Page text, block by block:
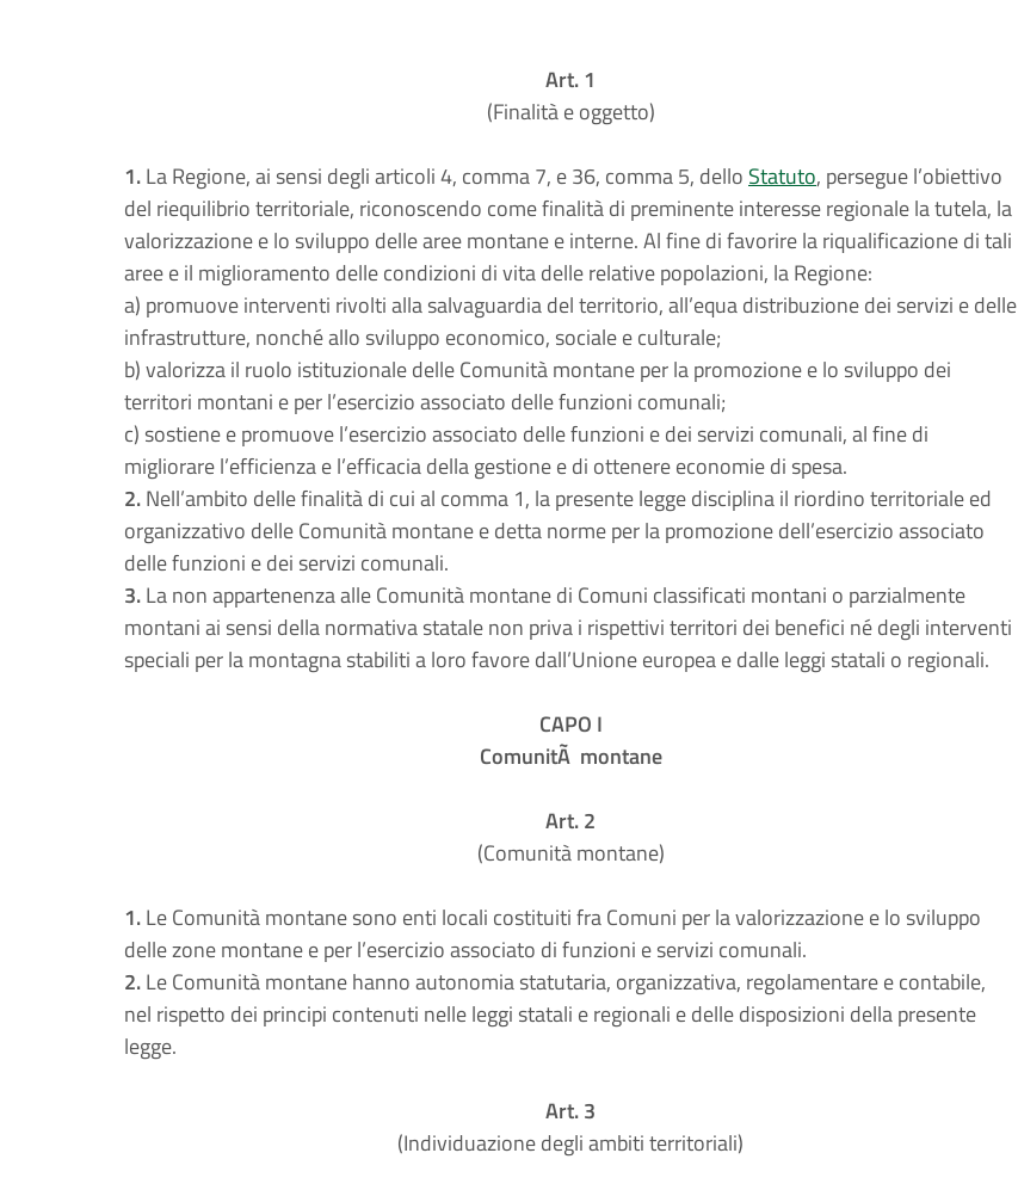
Art. 1
(Finalità e oggetto)
1.La Regione, ai sensi degli articoli 4, comma 7, e 36, comma 5, dello Statuto, persegue l’obiettivo
del riequilibrio territoriale, riconoscendo come finalità di preminente interesse regionale la tutela, la
valorizzazione e lo sviluppo delle aree montane e interne. Al fine di favorire la riqualificazione di tali
aree e il miglioramento delle condizioni di vita delle relative popolazioni, la Regione:
a) promuove interventi rivolti alla salvaguardia del territorio, all’equa distribuzione dei servizi e delle
infrastrutture, nonché allo sviluppo economico, sociale e culturale;
b) valorizza il ruolo istituzionale delle Comunità montane per la promozione e lo sviluppo dei
territori montani e per l’esercizio associato delle funzioni comunali;
c) sostiene e promuove l’esercizio associato delle funzioni e dei servizi comunali, al fine di
migliorare l’efficienza e l’efficacia della gestione e di ottenere economie di spesa.
2.Nell’ambito delle finalità di cui al comma 1, la presente legge disciplina il riordino territoriale ed
organizzativo delle Comunità montane e detta norme per la promozione dell’esercizio associato
delle funzioni e dei servizi comunali.
3.La non appartenenza alle Comunità montane di Comuni classificati montani o parzialmente
montani ai sensi della normativa statale non priva i rispettivi territori dei benefici né degli interventi
speciali per la montagna stabiliti a loro favore dall’Unione europea e dalle leggi statali o regionali.
CAPO I
ComunitÃ montane
Art. 2
(Comunità montane)
1.Le Comunità montane sono enti locali costituiti fra Comuni per la valorizzazione e lo sviluppo
delle zone montane e per l’esercizio associato di funzioni e servizi comunali.
2.Le Comunità montane hanno autonomia statutaria, organizzativa, regolamentare e contabile,
nel rispetto dei principi contenuti nelle leggi statali e regionali e delle disposizioni della presente
legge.
Art. 3
(Individuazione degli ambiti territoriali)